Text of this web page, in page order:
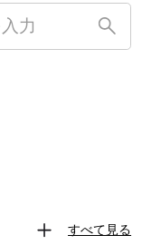
すべて見る